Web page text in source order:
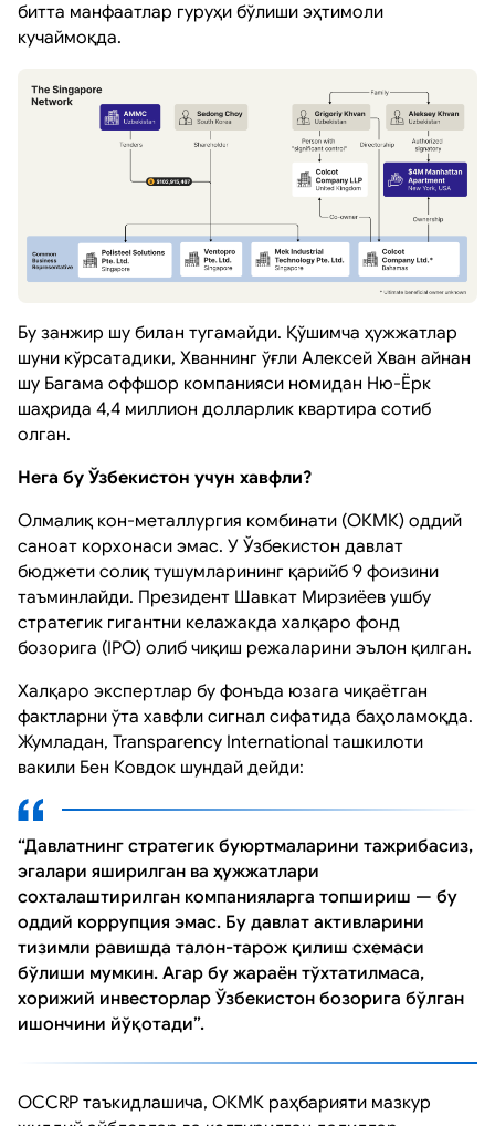
битта манфаатлар гуруҳи бўлиши эҳтимоли
кучаймоқда.
Бу занжир шу билан тугамайди. Қўшимча ҳужжатлар
шуни кўрсатадики, Хваннинг ўғли Алексей Хван айнан
шу Багама оффшор компанияси номидан Ню-Ёрк
шаҳрида 4,4 миллион долларлик квартира сотиб
олган.
Нега бу Ўзбекистон учун хавфли?
Олмалиқ кон-металлургия комбинати (ОКМК) оддий
саноат корхонаси эмас. У Ўзбекистон давлат
бюджети солиқ тушумларининг қарийб 9 фоизини
таъминлайди. Президент Шавкат Мирзиёев ушбу
стратегик гигантни келажакда халқаро фонд
бозорига (IPO) олиб чиқиш режаларини эълон қилган.
Халқаро экспертлар бу фонъда юзага чиқаётган
фактларни ўта хавфли сигнал сифатида баҳоламоқда.
Жумладан, Transparency International ташкилоти
вакили Бен Ковдок шундай дейди:
“Давлатнинг стратегик буюртмаларини тажрибасиз,
эгалари яширилган ва ҳужжатлари
сохталаштирилган компанияларга топшириш — бу
оддий коррупция эмас. Бу давлат активларини
тизимли равишда талон-тарож қилиш схемаси
бўлиши мумкин. Агар бу жараён тўхтатилмаса,
хорижий инвесторлар Ўзбекистон бозорига бўлган
ишончини йўқотади”.
OCCRP таъкидлашича, ОКМК раҳбарияти мазкур